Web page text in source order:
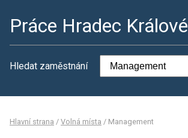
Práce Hradec Králové
Hledat zaměstnání
Hlavní strana / Volná místa / Management